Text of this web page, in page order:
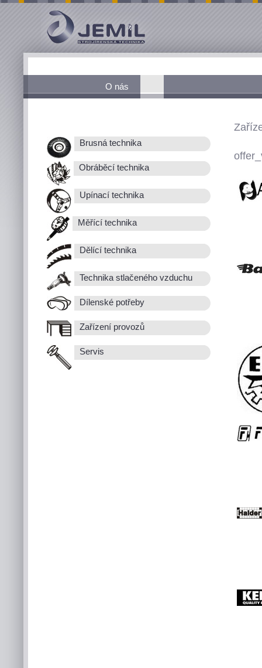
O nás
Brusná technika
Obráběcí technika
Upínací technika
Měřící technika
Dělící technika
Technika stlačeného vzduchu
Dílenské potřeby
Zařízení provozů
Servis